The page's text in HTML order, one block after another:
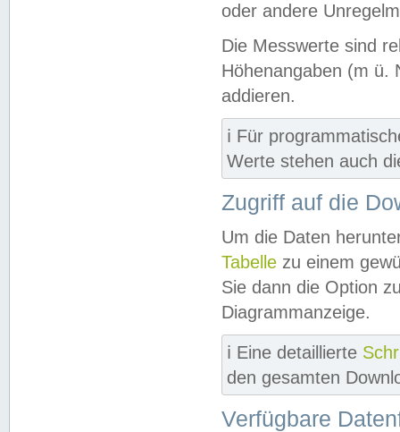
oder andere
Die Messwerte sind
Höhenangaben (m ü.
addieren.
ℹ️ Für
Werte stehen auch
Zugriff auf die
Um die Daten
Tabelle zu einem
Sie dann die Option
Diagrammanzeige.
ℹ️ Eine detaillierte
den gesamten
Verfügbare